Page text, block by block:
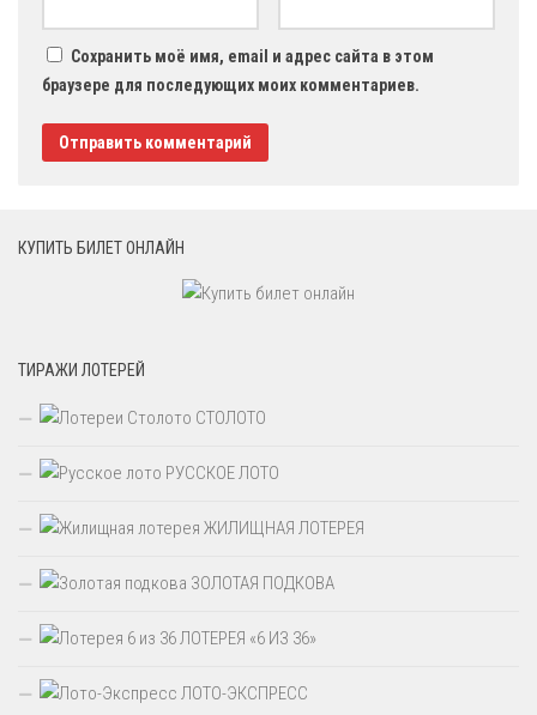
Сохранить моё имя, email и адрес сайта в этом
браузере для последующих моих комментариев.
КУПИТЬ БИЛЕТ ОНЛАЙН
ТИРАЖИ ЛОТЕРЕЙ
СТОЛОТО
РУССКОЕ ЛОТО
ЖИЛИЩНАЯ ЛОТЕРЕЯ
ЗОЛОТАЯ ПОДКОВА
ЛОТЕРЕЯ «6 ИЗ 36»
ЛОТО-ЭКСПРЕСС